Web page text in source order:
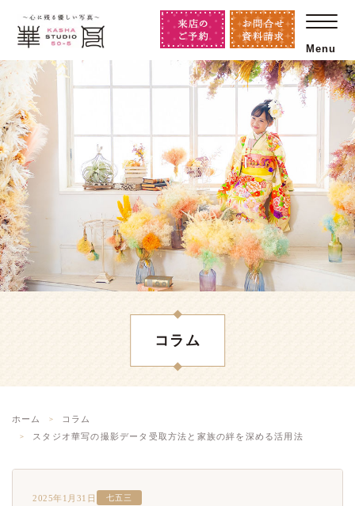
Menu
コラム
ホーム
コラム
スタジオ華写の撮影データ受取方法と家族の絆を深める活用法
2025年1月31日 七五三